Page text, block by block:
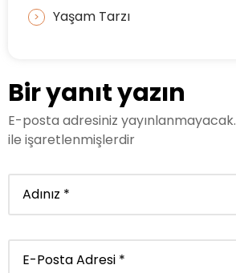
Yaşam Tarzı
Bir yanıt yazın
E-posta adresiniz yayınlanmayacak.
ile işaretlenmişlerdir